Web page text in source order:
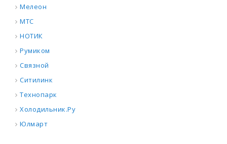
Мелеон
МТС
НОТИК
Румиком
Связной
Ситилинк
Технопарк
Холодильник.Ру
Юлмарт